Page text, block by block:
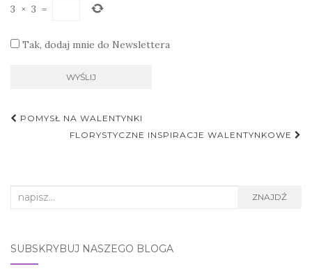
3 × 3 =
Tak, dodaj mnie do Newslettera
Nawigacja
POMYSŁ NA WALENTYNKI
FLORYSTYCZNE INSPIRACJE WALENTYNKOWE
Search
ZNAJDŹ
SUBSKRYBUJ NASZEGO BLOGA